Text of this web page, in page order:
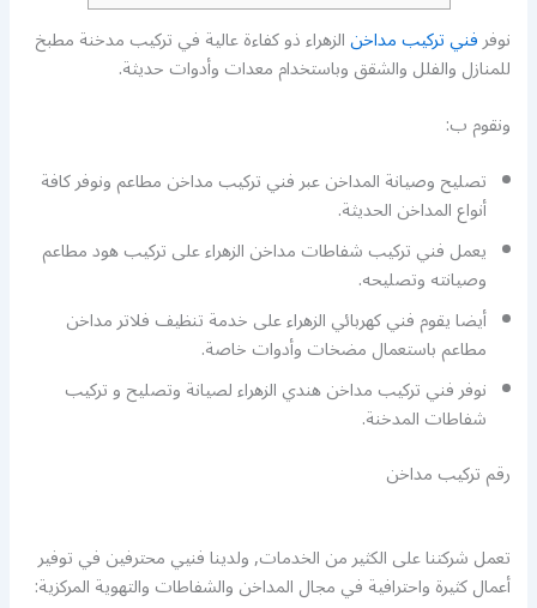
نوفرفني تركيب مداخنالزهراء ذو كفاءة عالية في تركيب مدخنة مطبخ
للمنازل والفلل والشقق وباستخدام معدات وأدوات حديثة.
ونقوم ب:
تصليح وصيانة المداخن عبر فني تركيب مداخن مطاعم ونوفر كافة
أنواع المداخن الحديثة.
يعمل فني تركيب شفاطات مداخن الزهراء على تركيب هود مطاعم
وصيانته وتصليحه.
أيضا يقوم فني كهربائي الزهراء على خدمة تنظيف فلاتر مداخن
مطاعم باستعمال مضخات وأدوات خاصة.
نوفر فني تركيب مداخن هندي الزهراء لصيانة وتصليح و تركيب
شفاطات المدخنة.
رقم تركيب مداخن
تعمل شركتنا على الكثير من الخدمات, ولدينا فنيي محترفين في توفير
أعمال كثيرة واحترافية في مجال المداخن والشفاطات والتهوية المركزية: